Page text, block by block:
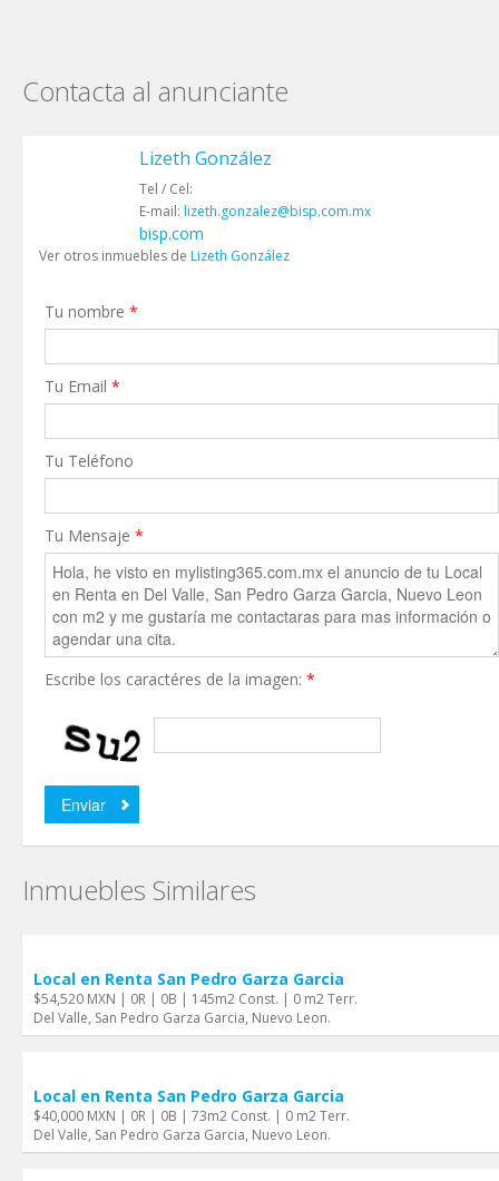
Contacta al anunciante
Lizeth González
Tel / Cel:
E-mail: lizeth.gonzalez@bisp.com.mx
bisp.com
Ver otros inmuebles de Lizeth González
Tu nombre *
Tu Email *
Tu Teléfono
Tu Mensaje *
Escribe los caractéres de la imagen: *
Inmuebles Similares
Local en Renta San Pedro Garza Garci­a
$54,520 MXN | 0R | 0B | 145m2 Const. | 0 m2 Terr.
Del Valle, San Pedro Garza Garci­a, Nuevo Leon.
Local en Renta San Pedro Garza Garci­a
$40,000 MXN | 0R | 0B | 73m2 Const. | 0 m2 Terr.
Del Valle, San Pedro Garza Garci­a, Nuevo Leon.